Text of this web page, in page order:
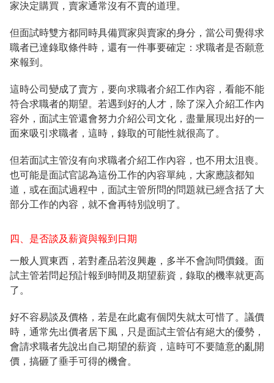
家決定購買，賣家通常沒有不賣的道理。
但面試時雙方都同時具備買家與賣家的身分，當公司覺得求
職者已達錄取條件時，還有一件事要確定：求職者是否願意
來報到。
這時公司變成了賣方，要向求職者介紹工作內容，看能不能
符合求職者的期望。若遇到好的人才，除了深入介紹工作內
容外，面試主管還會努力介紹公司文化，盡量展現出好的一
面來吸引求職者，這時，錄取的可能性就很高了。
但若面試主管沒有向求職者介紹工作內容，也不用太沮喪。
也可能是面試官認為這份工作的內容單純，大家應該都知
道，或在面試過程中，面試主管所問的問題就已經含括了大
部分工作的內容，就不會再特別說明了。
四、是否談及薪資與報到日期
一般人買東西，若對產品若沒興趣，多半不會詢問價錢。面
試主管若問起預計報到時間及期望薪資，錄取的機率就更高
了。
好不容易談及價格，若是在此處有個閃失就太可惜了。議價
時，通常先出價者居下風，只是面試主管佔有絕大的優勢，
會請求職者先說出自己期望的薪資，這時可不要隨意的亂開
價，搞砸了垂手可得的機會。